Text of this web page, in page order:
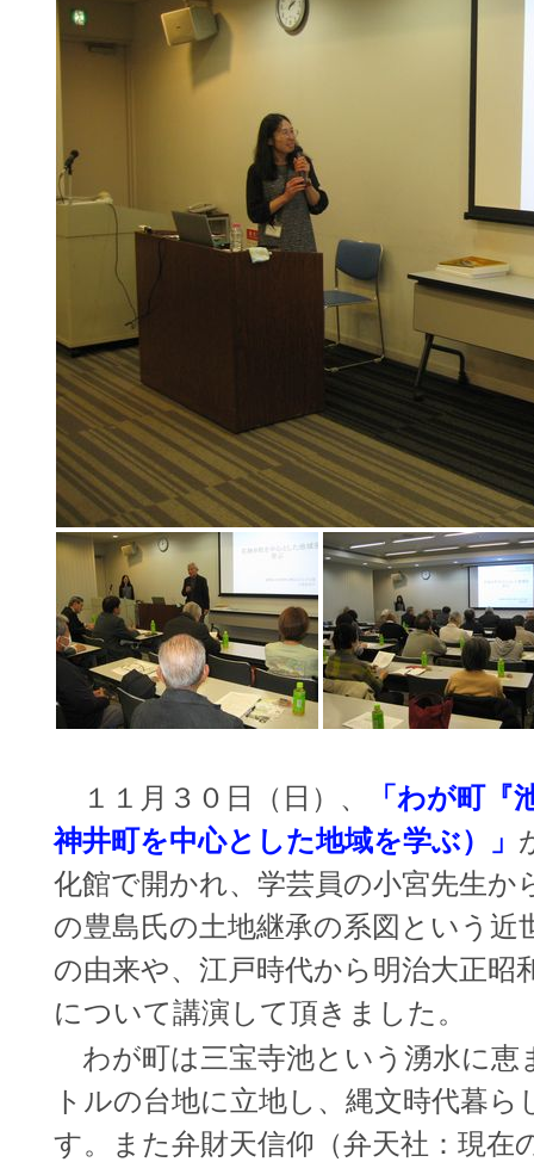
１１月３０日（日）、
「わが町『
神井町を中心とした地域を学ぶ）」
化館で開かれ、学芸員の小宮先生か
の豊島氏の土地継承の系図という近
の由来や、江戸時代から明治大正昭
について講演して頂きました。
わが町は三宝寺池という湧水に恵
トルの台地に立地し、縄文時代暮
す。また弁財天信仰（弁天社：現在